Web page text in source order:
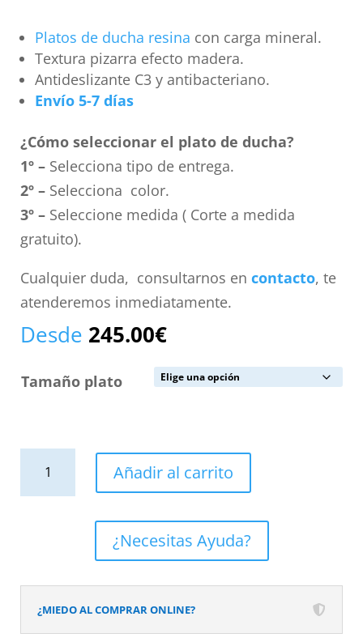
Platos de ducha resina con carga mineral.
Textura pizarra efecto madera.
Antideslizante C3 y antibacteriano.
Envío 5-7 días
¿Cómo seleccionar el plato de ducha?
1º –Selecciona tipo de entrega.
2º –Selecciona color.
3º –Seleccione medida ( Corte a medida
gratuito).
Cualquier duda, consultarnos en contacto, te
atenderemos inmediatamente.
Desde 245.00€
Tamaño plato
pizarra
acabado
efecto
Añadir al carrito
¿Necesitas Ayuda?
¿MIEDO AL COMPRAR ONLINE?